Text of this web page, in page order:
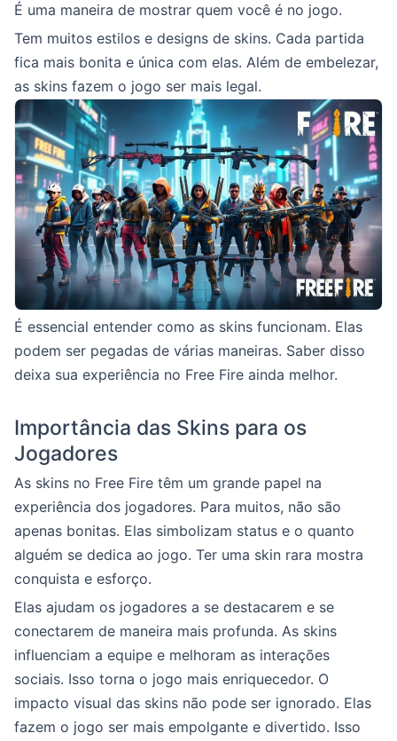
É uma maneira de mostrar quem você é no jogo.
Tem muitos estilos e designs de skins. Cada partida
fica mais bonita e única com elas. Além de embelezar,
as skins fazem o jogo ser mais legal.
É essencial entender como as skins funcionam. Elas
podem ser pegadas de várias maneiras. Saber disso
deixa sua experiência no Free Fire ainda melhor.
Importância das Skins para os
Jogadores
As skins no Free Fire têm um grande papel na
experiência dos jogadores. Para muitos, não são
apenas bonitas. Elas simbolizam status e o quanto
alguém se dedica ao jogo. Ter uma skin rara mostra
conquista e esforço.
Elas ajudam os jogadores a se destacarem e se
conectarem de maneira mais profunda. As skins
influenciam a equipe e melhoram as interações
sociais. Isso torna o jogo mais enriquecedor. O
impacto visual das skins não pode ser ignorado. Elas
fazem o jogo ser mais empolgante e divertido. Isso